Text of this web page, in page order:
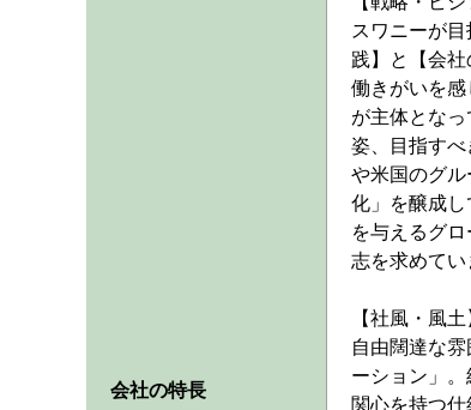
会社の特長
スワニーが
践】と【会
働きがいを
が主体とな
姿、目指す
や米国のグ
化」を醸成
を与えるグ
志を求めてい
【社風・風土
自由闊達な
ーション」
関心を持つ